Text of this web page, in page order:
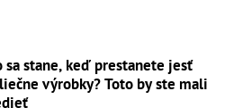
sa stane, keď prestanete jesť
výrobky? Toto by ste mali